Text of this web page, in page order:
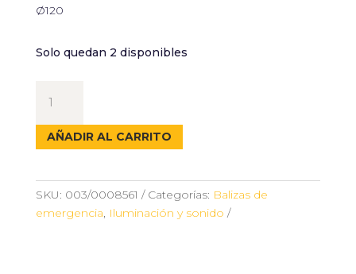
Ø120
Solo quedan 2 disponibles
CON
LUZ
Ø120
cantidad
AÑADIR AL CARRITO
SKU: 003/0008561 Categorías: Balizas de
emergencia, Iluminación y sonido